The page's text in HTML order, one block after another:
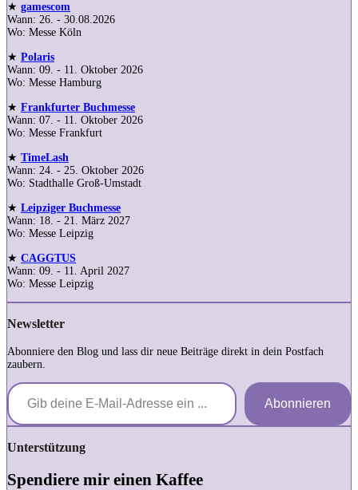
★ gamescom
Wann: 26. - 30.08.2026
Wo: Messe Köln
★ Polaris
Wann: 09. - 11. Oktober 2026
Wo: Messe Hamburg
★ Frankfurter Buchmesse
Wann: 07. - 11. Oktober 2026
Wo: Messe Frankfurt
★ TimeLash
Wann: 24. - 25. Oktober 2026
Wo: Stadthalle Groß-Umstadt
★ Leipziger Buchmesse
Wann: 18. - 21. März 2027
Wo: Messe Leipzig
★ CAGGTUS
Wann: 09. - 11. April 2027
Wo: Messe Leipzig
Newsletter
Abonniere den Blog und lass dir neue Beiträge direkt in dein Postfach
zaubern.
Gib deine E-Mail-Adresse ein ...
Abonnieren
Unterstützung
Spendiere mir einen Kaffee